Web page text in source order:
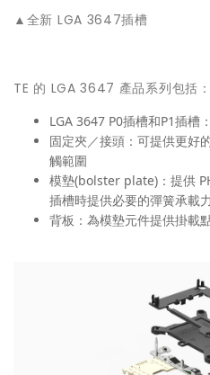
▲全新 LGA 3647插槽
TE 的 LGA 3647 產品系列包括：
LGA 3647 P0插槽和P1插槽
固定夾／接頭：可提供更好
觸範圍
模墊(bolster plate)：提供
插槽時提供必要的彈簧承載力
背板：為模墊元件提供掛